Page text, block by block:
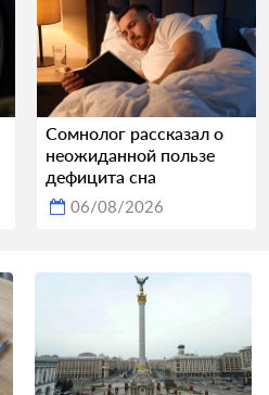
Сомнолог рассказал о
неожиданной пользе
дефицита сна
06/08/2026